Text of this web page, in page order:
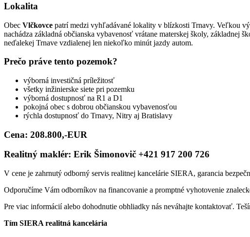
Lokalita
Obec Vlčkovce patrí medzi vyhľadávané lokality v blízkosti Trnavy. Veľkou
nachádza základná občianska vybavenosť vrátane materskej školy, základnej
neďalekej Trnave vzdialenej len niekoľko minút jazdy autom.
Prečo práve tento pozemok?
výborná investičná príležitosť
všetky inžinierske siete pri pozemku
výborná dostupnosť na R1 a D1
pokojná obec s dobrou občianskou vybavenosťou
rýchla dostupnosť do Trnavy, Nitry aj Bratislavy
Cena: 208.800,-EUR
Realitný maklér: Erik Šimonovič +421 917 200 726
V cene je zahrnutý odborný servis realitnej kancelárie SIERA, garancia
Odporučíme Vám odborníkov na financovanie a promptné vyhotovenie
Pre viac informácií alebo dohodnutie obhliadky nás neváhajte kontaktovať.
Tím SIERA realitná kancelária